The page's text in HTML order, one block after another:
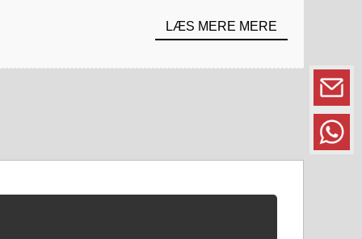
LÆS MERE MERE